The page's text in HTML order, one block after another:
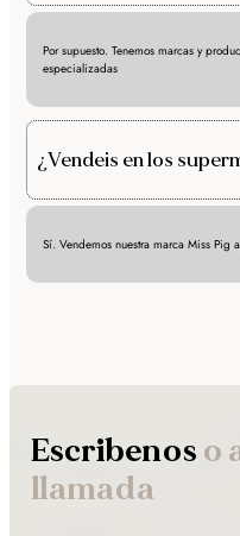
Por supuesto. Tenemos marcas y
especializadas
¿Vendeis en los
Sí. Vendemos nuestra marca Miss
Escribenos o
llamada